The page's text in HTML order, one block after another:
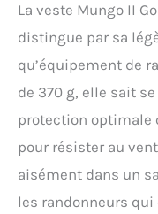
La veste Mungo II
distingue par sa
qu’équipement de
de 370 g, elle sait
protection optimale
pour résister au
aisément dans un
les randonneurs